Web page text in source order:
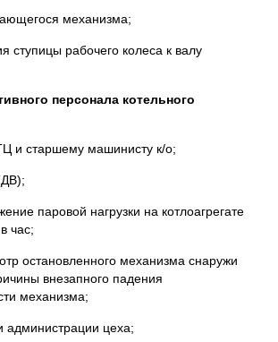
механизма;
ступицы рабочего колеса к валу
персонала котельного
и старшему машинисту к/о;
паровой нагрузки на котлоагрегате
час;
остановленного механизма снаружи
внезапного падения
механизма;
цеха;